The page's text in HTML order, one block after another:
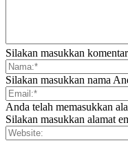
Silakan masukkan
Silakan masukkan nama
Anda telah memasukkan
Silakan masukkan alamat